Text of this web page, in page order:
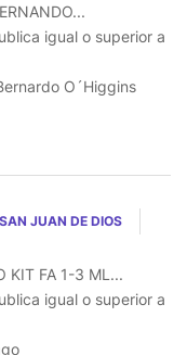
igual o superior a
O´Higgins
JUAN DE DIOS
KIT FA 1-3 ML...
igual o superior a